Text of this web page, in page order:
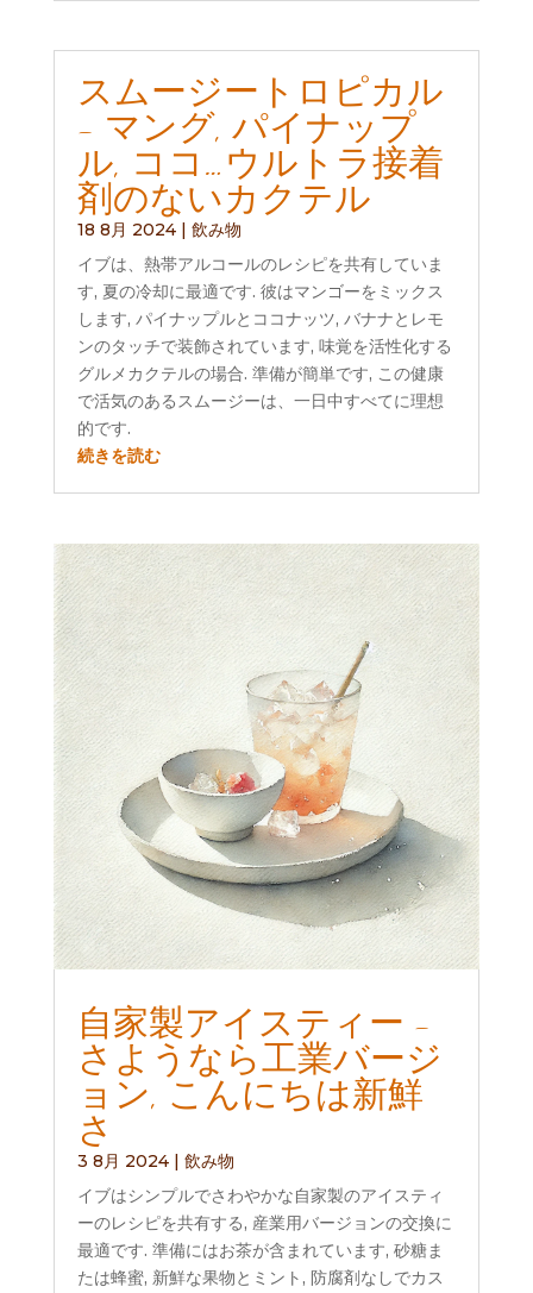
スムージートロピカル
- マング, パイナップ
ル, ココ…ウルトラ接着
剤のないカクテル
18 8月 2024| 飲み物
イブは、熱帯アルコールのレシピを共有していま
す, 夏の冷却に最適です. 彼はマンゴーをミックス
します, パイナップルとココナッツ, バナナとレモ
ンのタッチで装飾されています, 味覚を活性化する
グルメカクテルの場合. 準備が簡単です, この健康
で活気のあるスムージーは、一日中すべてに理想
的です.
続きを読む
自家製アイスティー -
さようなら工業バージ
ョン, こんにちは新鮮
さ
3 8月 2024| 飲み物
イブはシンプルでさわやかな自家製のアイスティ
ーのレシピを共有する, 産業用バージョンの交換に
最適です. 準備にはお茶が含まれています, 砂糖ま
たは蜂蜜, 新鮮な果物とミント, 防腐剤なしでカス